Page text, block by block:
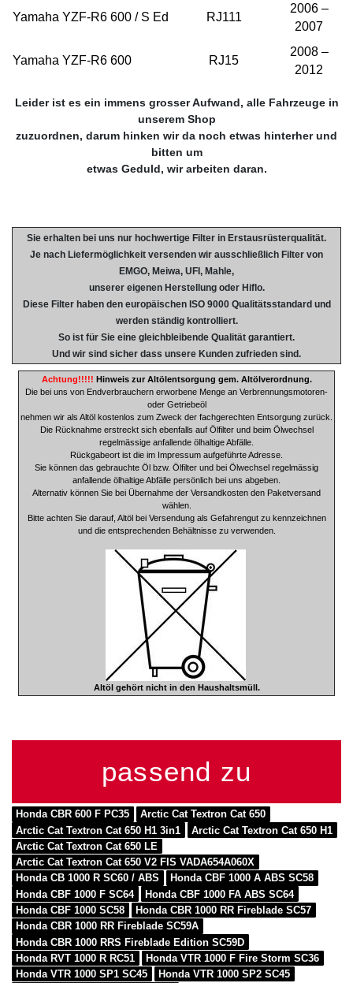
Yamaha YZF-R6 600 / S Ed RJ111
2006 –
2007
Yamaha YZF-R6 600 RJ15
2008 –
2012
Leider ist es ein immens grosser Aufwand, alle Fahrzeuge in
unserem Shop
zuzuordnen, darum hinken wir da noch etwas hinterher und
bitten um
etwas Geduld, wir arbeiten daran.
Sie erhalten bei uns nur hochwertige Filter in Erstausrüsterqualität.
Je nach Liefermöglichkeit versenden wir ausschließlich Filter von
EMGO, Meiwa, UFI, Mahle,
unserer eigenen Herstellung oder Hiflo.
Diese Filter haben den europäischen ISO 9000 Qualitätsstandard und
werden ständig kontrolliert.
So ist für Sie eine gleichbleibende Qualität garantiert.
Und wir sind sicher dass unsere Kunden zufrieden sind.
Achtung!!!!! Hinweis zur Altölentsorgung gem. Altölverordnung.
Die bei uns von Endverbrauchern erworbene Menge an Verbrennungsmotoren-
oder Getriebeöl
nehmen wir als Altöl kostenlos zum Zweck der fachgerechten Entsorgung zurück.
Die Rücknahme erstreckt sich ebenfalls auf Ölfilter und beim Ölwechsel
regelmässige anfallende ölhaltige Abfälle.
Rückgabeort ist die im Impressum aufgeführte Adresse.
Sie können das gebrauchte Öl bzw. Ölfilter und bei Ölwechsel regelmässig
anfallende ölhaltige Abfälle persönlich bei uns abgeben.
Alternativ können Sie bei Übernahme der Versandkosten den Paketversand
wählen.
Bitte achten Sie darauf, Altöl bei Versendung als Gefahrengut zu kennzeichnen
und die entsprechenden Behältnisse zu verwenden.
Altöl gehört nicht in den Haushaltsmüll.
passend zu
Honda CBR 600 F PC35
Arctic Cat Textron Cat 650
Arctic Cat Textron Cat 650 H1 3in1
Arctic Cat Textron Cat 650 H1
Arctic Cat Textron Cat 650 LE
Arctic Cat Textron Cat 650 V2 FIS VADA654A060X
Honda CB 1000 R SC60 / ABS
Honda CBF 1000 A ABS SC58
Honda CBF 1000 F SC64
Honda CBF 1000 FA ABS SC64
Honda CBF 1000 SC58
Honda CBR 1000 RR Fireblade SC57
Honda CBR 1000 RR Fireblade SC59A
Honda CBR 1000 RRS Fireblade Edition SC59D
Honda RVT 1000 R RC51
Honda VTR 1000 F Fire Storm SC36
Honda VTR 1000 SP1 SC45
Honda VTR 1000 SP2 SC45